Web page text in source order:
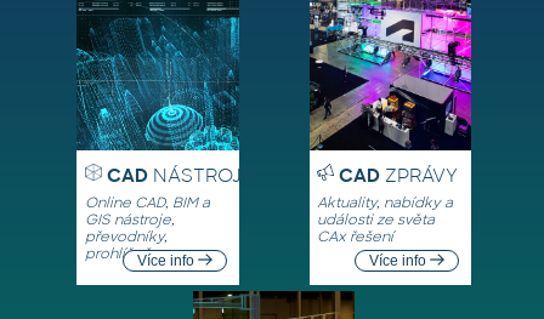
CADNÁSTROJE
Online CAD, BIM a
GIS nástroje,
převodníky,
prohlížečeVíce info
CADZPRÁVY
Aktuality, nabídky a
události ze světa
CAx řešení
Více info